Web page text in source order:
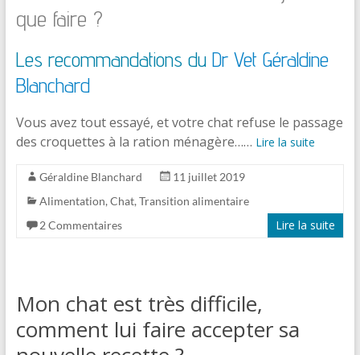
que faire ?
Les recommandations du Dr Vet Géraldine
Blanchard
Vous avez tout essayé, et votre chat refuse le passage
des croquettes à la ration ménagère…… Lire la suite
Géraldine Blanchard
11 juillet 2019
Alimentation,Chat,Transition alimentaire
2 Commentaires
Lire la suite
Mon chat est très difficile,
comment lui faire accepter sa